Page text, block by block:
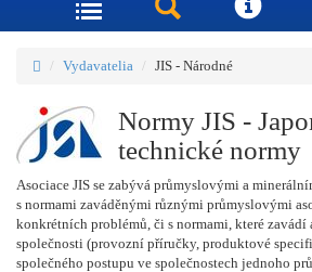
Vydavatelia JIS - Národné
Normy JIS -
technické normy
Asociace JIS se zabývá průmyslovými a
s normami zaváděnými různými průmyslovými
konkrétních problémů, či s normami, které zavádí
společnosti (provozní příručky, produktové
společného postupu ve společnostech jednoho